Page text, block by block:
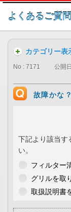
よくあるご質
カテゴリー表
No : 7171 公開
故障かな
下記より該当す
い。
フィルター
グリルを取
取扱説明書